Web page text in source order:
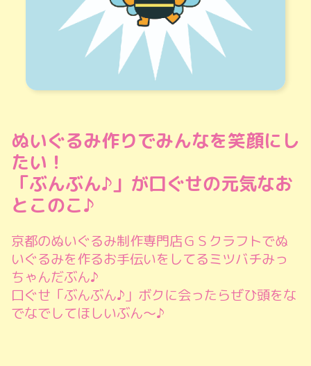
ぬいぐるみ作りでみんなを笑顔にし
たい！
「ぶんぶん♪」が口ぐせの元気なお
とこのこ♪
京都のぬいぐるみ制作専門店ＧＳクラフトでぬ
いぐるみを作るお手伝いをしてるミツバチみっ
ちゃんだぶん♪
口ぐせ「ぶんぶん♪」ボクに会ったらぜひ頭をな
でなでしてほしいぶん～♪